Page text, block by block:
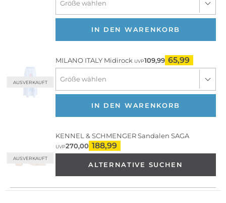
IN DEN WARENKORB
AUSVERKAUFT
MILANO ITALY Midirock UVP109,99 65,99
IN DEN WARENKORB
AUSVERKAUFT
KENNEL & SCHMENGERSandalen SAGA
UVP270,00 188,99
ALTERNATIVE SUCHEN